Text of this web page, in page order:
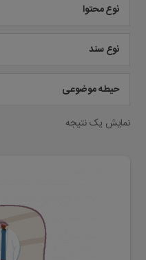
نوع محتوا
نوع سند
حیطه موضوعی
نمایش یک نتیجه